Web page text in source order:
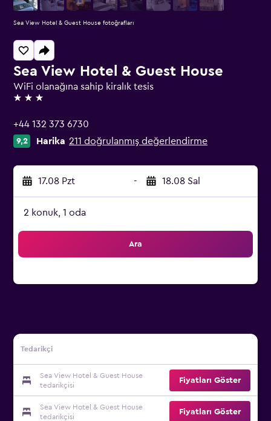
Sea View Hotel & Guest House
WiFi olanağına sahip kiralık tesis
3 yıldız
+44 132 373 6730
9,2 Harika 211 doğrulanmış değerlendirme
17.08 Pzt - 18.08 Sal
2 konuk, 1 oda
Ara
Tedarikçi
Sea View Hotel & Guest House
tedarikçisi
Fiyatları Göster
Sea View Hotel & Guest House
tedarikçisi
Fiyatları Göster
Sea View Hotel & Guest House fotoğrafları